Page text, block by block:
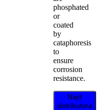
phosphated
or
coated
by
cataphoresis
to
ensure
corrosion
resistance.
Najít
distributora